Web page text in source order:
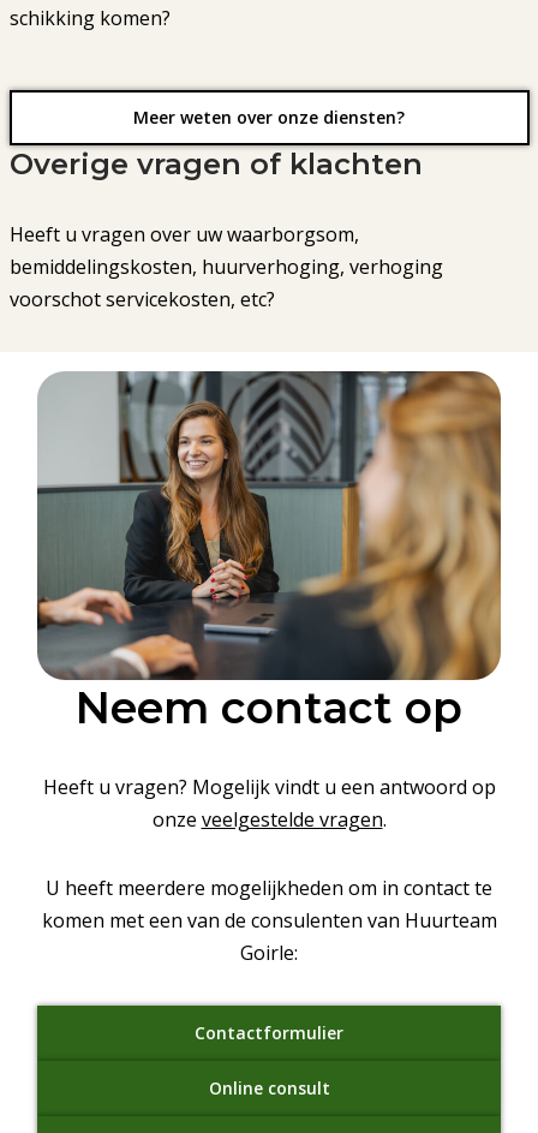
schikking komen?
Meer weten over onze diensten?
Overige vragen of klachten
Heeft u vragen over uw waarborgsom,
bemiddelingskosten, huurverhoging, verhoging
voorschot servicekosten, etc?
Neem contact op
Heeft u vragen? Mogelijk vindt u een antwoord op
onze veelgestelde vragen.
U heeft meerdere mogelijkheden om in contact te
komen met een van de consulenten van Huurteam
Goirle:
Contactformulier
Online consult